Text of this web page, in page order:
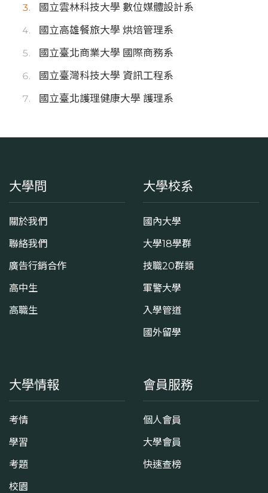
國立雲林科技大學 數位媒體設計系
國立高雄餐旅大學 烘焙管理系
國立臺北商業大學 國際商務系
國立臺灣科技大學 資訊工程系
國立臺北護理健康大學 護理系
大學問
關於我們
聯絡我們
廣告行銷合作
高中生
高職生
大學校系
國內大學
大學18學群
技職20群類
軍警大學
入學管道
國外留學
大學情報
考情
學習
考題
校園
會員服務
個人會員
大學會員
快速查榜